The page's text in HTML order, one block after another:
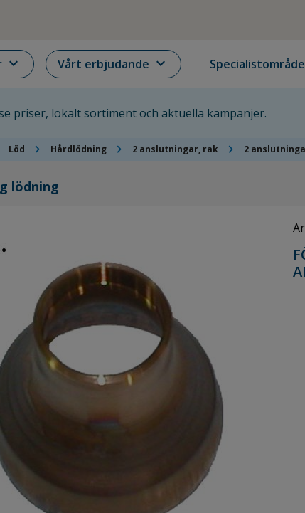
expand_more Vårt erbjudande expand_more
priser, lokalt sortiment och aktuella kampanjer.
Löd chevron_right Hårdlödning chevron_right 2 anslutningar, rak chevron_right 2
lödning